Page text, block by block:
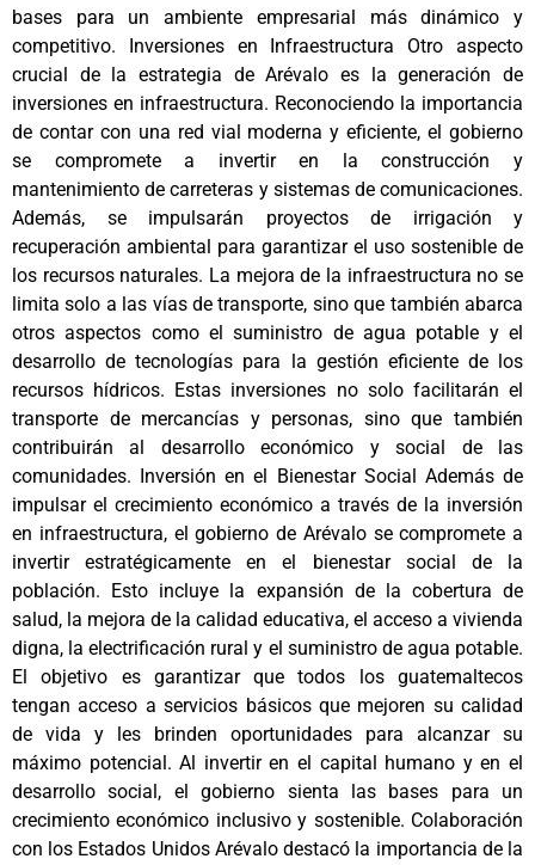
bases para un ambiente empresarial más dinámico y
competitivo. Inversiones en Infraestructura Otro aspecto
crucial de la estrategia de Arévalo es la generación de
inversiones en infraestructura. Reconociendo la importancia
de contar con una red vial moderna y eficiente, el gobierno
se compromete a invertir en la construcción y
mantenimiento de carreteras y sistemas de comunicaciones.
Además, se impulsarán proyectos de irrigación y
recuperación ambiental para garantizar el uso sostenible de
los recursos naturales. La mejora de la infraestructura no se
limita solo a las vías de transporte, sino que también abarca
otros aspectos como el suministro de agua potable y el
desarrollo de tecnologías para la gestión eficiente de los
recursos hídricos. Estas inversiones no solo facilitarán el
transporte de mercancías y personas, sino que también
contribuirán al desarrollo económico y social de las
comunidades. Inversión en el Bienestar Social Además de
impulsar el crecimiento económico a través de la inversión
en infraestructura, el gobierno de Arévalo se compromete a
invertir estratégicamente en el bienestar social de la
población. Esto incluye la expansión de la cobertura de
salud, la mejora de la calidad educativa, el acceso a vivienda
digna, la electrificación rural y el suministro de agua potable.
El objetivo es garantizar que todos los guatemaltecos
tengan acceso a servicios básicos que mejoren su calidad
de vida y les brinden oportunidades para alcanzar su
máximo potencial. Al invertir en el capital humano y en el
desarrollo social, el gobierno sienta las bases para un
crecimiento económico inclusivo y sostenible. Colaboración
con los Estados Unidos Arévalo destacó la importancia de la